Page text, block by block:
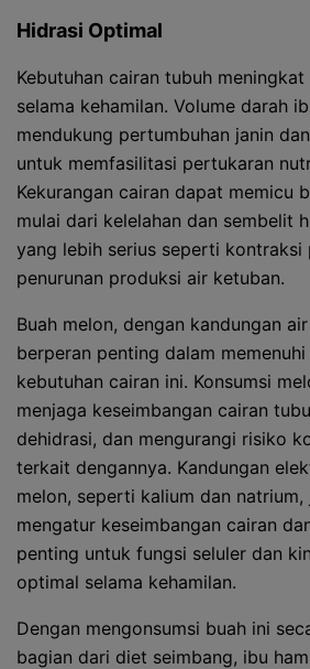
Hidrasi Optimal
Kebutuhan cairan tubuh
selama kehamilan. Volume darah
mendukung pertumbuhan janin
untuk memfasilitasi pertukaran
Kekurangan cairan dapat memicu
mulai dari kelelahan dan sembelit
yang lebih serius seperti kontraksi
penurunan produksi air ketuban.
Buah melon, dengan kandungan
berperan penting dalam
kebutuhan cairan ini. Konsumsi
menjaga keseimbangan cairan
dehidrasi, dan mengurangi risiko
terkait dengannya. Kandungan
melon, seperti kalium dan natrium,
mengatur keseimbangan cairan
penting untuk fungsi seluler dan
optimal selama kehamilan.
Dengan mengonsumsi buah ini
bagian dari diet seimbang, ibu